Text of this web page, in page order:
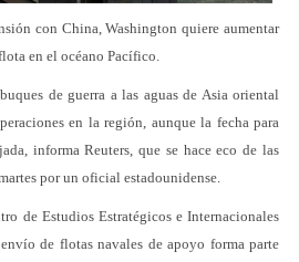
con China, Washington quiere aumentar
en el océano Pacífico.
de guerra a las aguas de Asia oriental
en la región, aunque la fecha para
informa Reuters, que se hace eco de las
por un oficial estadounidense.
de Estudios Estratégicos e Internacionales
de flotas navales de apoyo forma parte